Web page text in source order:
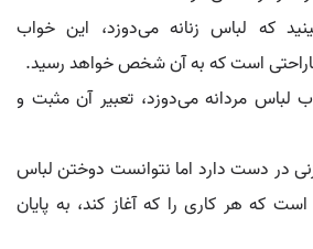
که لباس زنانه می‌دوزد، این خواب
است که به آن شخص خواهد رسید.
لباس مردانه می‌دوزد، تعبیر آن مثبت و
در دست دارد اما نتوانست دوختن لباس
است که هر کاری را که آغاز کند، به پایان